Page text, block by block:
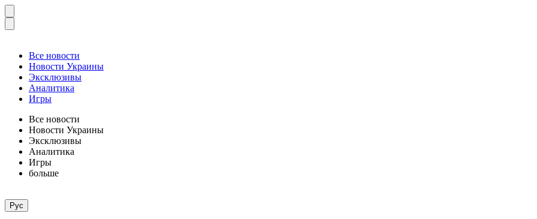
Все новости
Новости Украины
Эксклюзивы
Аналитика
Игры
Все новости
Новости Украины
Эксклюзивы
Аналитика
Игры
больше
Рус